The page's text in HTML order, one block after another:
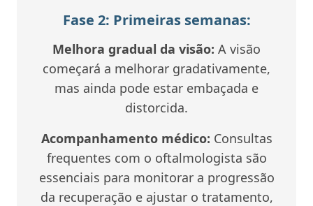
Fase 2: Primeiras semanas:
Melhora gradual da visão: A visão
começará a melhorar gradativamente,
mas ainda pode estar embaçada e
distorcida.
Acompanhamento médico: Consultas
frequentes com o oftalmologista são
essenciais para monitorar a progressão
da recuperação e ajustar o tratamento,